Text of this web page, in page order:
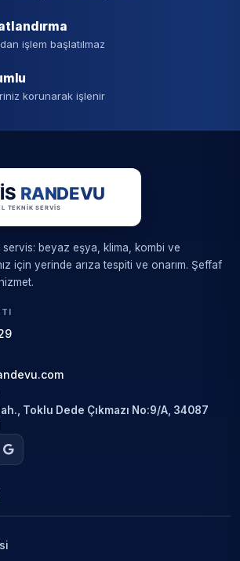
işlem başlatılmaz
korunarak işlenir
servis: beyaz eşya, klima, kombi ve
için yerinde arıza tespiti ve onarım. Şeffaf
Toklu Dede Çıkmazı No:9/A, 34087